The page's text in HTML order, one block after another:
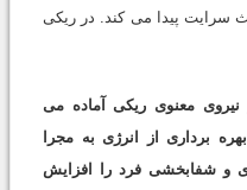
سرایت پیدا می کند. در ریکی
معنوی ریکی آماده می
برداری از انرژی به مجرا
و شفابخشی فرد را افزایش